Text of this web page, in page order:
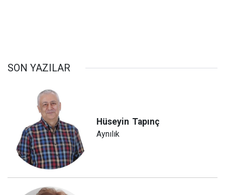
SON YAZILAR
Hüseyin Tapınç
Aynılık